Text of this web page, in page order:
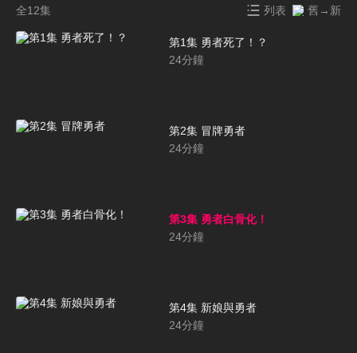
全12集 列表 舊→新
第1集 勇者死了！？
24分鐘
第2集 冒牌勇者
24分鐘
第3集 勇者白骨化！
24分鐘
第4集 新娘與勇者
24分鐘